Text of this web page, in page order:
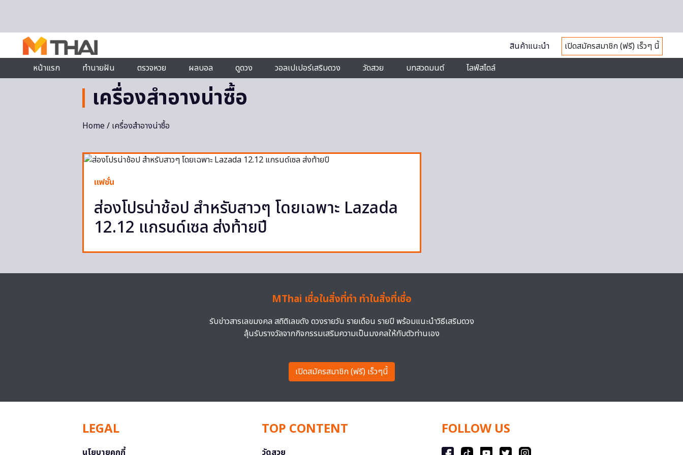
สินค้าแนะนำ
เปิดสมัครสมาชิก (ฟรี) เร็วๆ นี้
หน้าแรก
ทำนายฝัน ตรวจหวย ผลบอล ดูดวง วอลเปเปอร์เสริมดวง วัดสวย บทสวดมนต์ ไลฟ์สไตล์
เครื่องสำอางน่าซื้อ
Home/ เครื่องสำอางน่าซื้อ
แฟชั่น
ส่องโปรน่าช้อป สำหรับสาวๆ โดยเฉพาะ Lazada
12.12 แกรนด์เซล ส่งท้ายปี
MThai เชื่อในสิ่งที่ทำ ทำในสิ่งที่เชื่อ
รับข่าวสารเลขมงคล สถิติเลขดัง ดวงรายวัน รายเดือน รายปี พร้อมแนะนำวิธีเสริมดวง
ลุ้นรับรางวัลจากกิจกรรมเสริมความเป็นมงคลให้กับตัวท่านเอง
เปิดสมัครสมาชิก (ฟรี) เร็วๆนี้
LEGAL
นโยบายคุกกี้
TOP CONTENT
วัดสวย
FOLLOW US